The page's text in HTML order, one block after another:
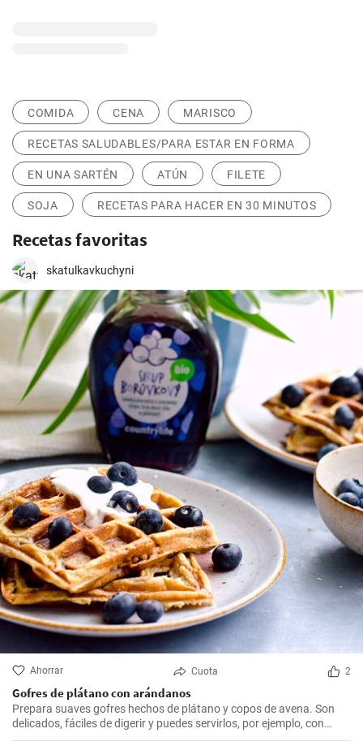
COMIDA CENA MARISCO
RECETAS SALUDABLES/PARA ESTAR EN FORMA
EN UNA SARTÉN ATÚN FILETE
SOJA RECETAS PARA HACER EN 30 MINUTOS
Recetas favoritas
skatulkavkuchyni
Ahorrar Cuota 2
Gofres de plátano con arándanos
Prepara suaves gofres hechos de plátano y copos de avena. Son
delicados, fáciles de digerir y puedes servirlos, por ejemplo, con
arándanos frescos y sirope de arándanos.